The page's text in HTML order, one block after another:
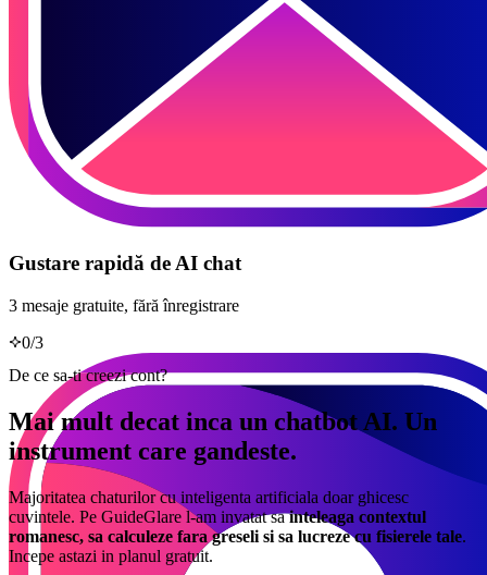
Gustare rapidă de AI chat
3 mesaje gratuite, fără înregistrare
0/3
De ce sa-ti creezi cont?
Mai mult decat inca un chatbot AI. Un
instrument care gandeste.
Majoritatea chaturilor cu inteligenta artificiala doar ghicesc
cuvintele. Pe GuideGlare l-am invatat sainteleaga contextul
romanesc, sa calculeze fara greseli si sa lucreze cu fisierele tale.
Incepe astazi in planul gratuit.